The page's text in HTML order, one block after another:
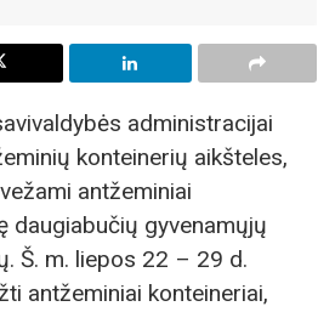
administracijai
konteinerių aikšteles,
antžeminiai
daugiabučių gyvenamųjų
Š. m. liepos 22 – 29 d.
antžeminiai konteineriai,